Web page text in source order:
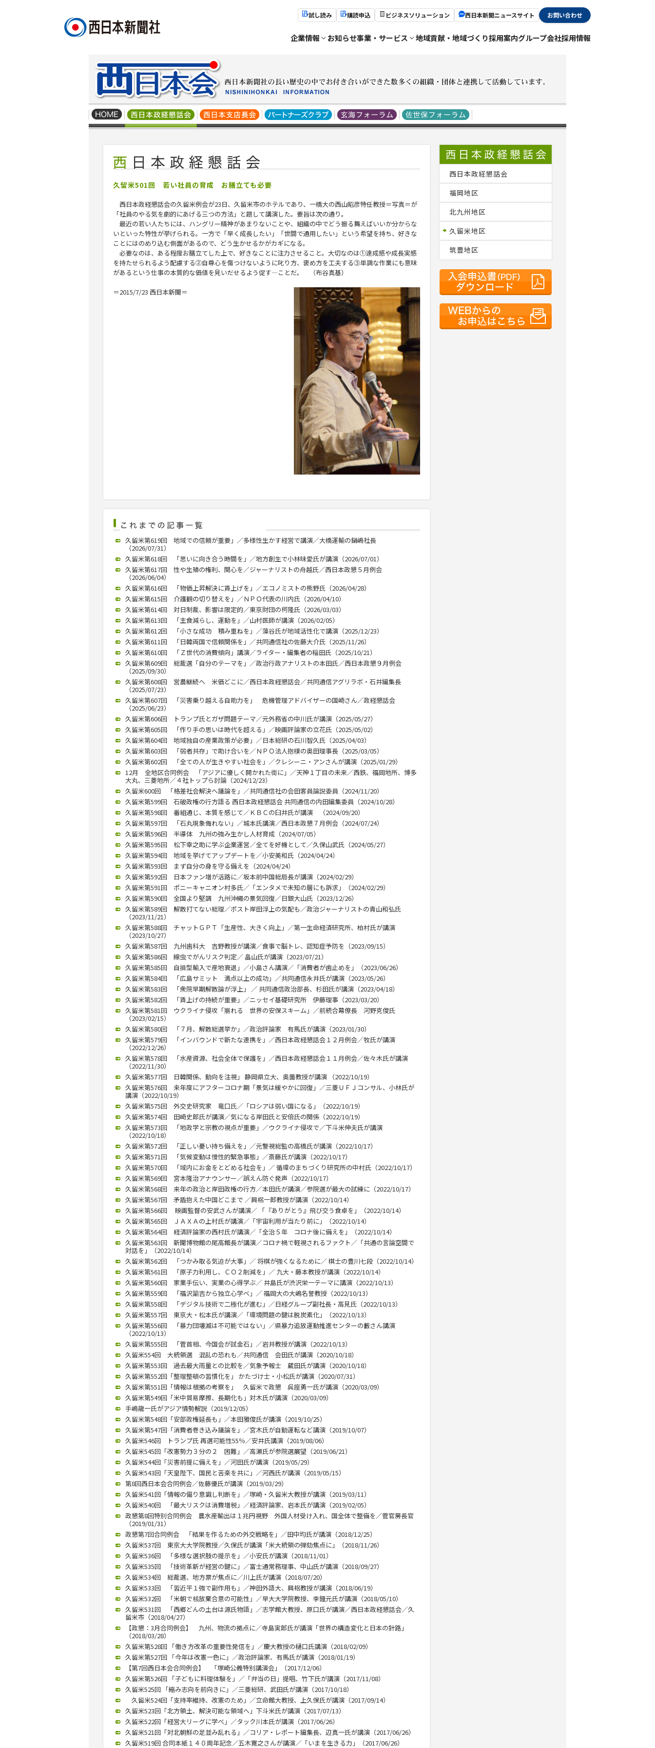
試し読み 購読申込 ビジネスソリューション 西日本新聞ニュースサイト お問い合わせ
企業情報 お知らせ事業・サービス 地域貢献・地域づくり採用案内グループ会社採用情報
久留米501回 若い社員の育成 お膳立ても必要
西日本政経懇話会の久留米例会が23日、久留米市のホテルであり、一橋大の西山昭彦特任教授＝写真＝が
「社員のやる気を劇的にあげる三つの方法」と題して講演した。要旨は次の通り。
最近の若い人たちには、ハングリー精神があまりないことや、組織の中でどう振る舞えばいいか分からな
いといった特性が挙げられる。一方で「早く成長したい」「世間で通用したい」という希望を持ち、好きな
ことにはのめり込む側面があるので、どう生かせるかがカギになる。
必要なのは、ある程度お膳立てした上で、好きなことに注力させること。大切なのは①達成感や成長実感
を持たせられるよう配慮する②自尊心を傷つけないように叱り方、褒め方を工夫する③単調な作業にも意味
があるという仕事の本質的な価値を見いだせるよう促す―ことだ。 （布谷真基）
＝2015/7/23 西日本新聞＝
久留米第619回 地域での信頼が重要」／多様性生かす経営で講演／大橋運輸の鍋嶋社長
（2026/07/31）
久留米第618回 「思いに向き合う時間を」／地方創生で小林味愛氏が講演（2026/07/01）
久留米第617回 性や生殖の権利、関心を／ジャーナリストの舟越氏／西日本政懇５月例会
（2026/06/04）
久留米第616回 「物価上昇解決に賃上げを」／エコノミストの熊野氏（2026/04/28）
久留米第615回 介護観の切り替えを」／ＮＰＯ代表の川内氏（2026/04/10）
久留米第614回 対日制裁、影響は限定的／東京財団の柯隆氏（2026/03/03）
久留米第613回 「主食減らし、運動を」／山村医師が講演（2026/02/05）
久留米第612回 「小さな成功 積み重ねを」／藻谷氏が地域活性化で講演（2025/12/23）
久留米第611回 「日韓両国で信頼関係を」／共同通信社の佐藤大介氏（2025/11/26）
久留米第610回 「Ｚ世代の消費傾向」講演／ライター・編集者の稲田氏（2025/10/21）
久留米第609回 総裁選「自分のテーマを」／政治行政アナリストの本田氏／西日本政懇９月例会
（2025/09/30）
久留米第608回 営農継続へ 米価どこに／西日本政経懇話会／共同通信アグリラボ・石井編集長
（2025/07/23）
久留米第607回 「災害乗り越える自助力を」 危機管理アドバイザーの国崎さん／政経懇話会
（2025/06/23）
久留米第606回 トランプ氏とガザ問題テーマ／元外務省の中川氏が講演（2025/05/27）
久留米第605回 「作り手の思いは時代を超える」／映画評論家の立花氏（2025/05/02）
久留米第604回 地域独自の産業政策が必要」／日本総研の石川智久氏（2025/04/03）
久留米第603回 「弱者共存」で助け合いを／ＮＰＯ法人抱樸の奥田理事長（2025/03/05）
久留米第602回 「全ての人が生きやすい社会を」／クレシーニ・アンさんが講演（2025/01/29）
12月 全地区合同例会 「アジアに優しく開かれた街に」／天神１丁目の未来／西鉄、福岡地所、博多
大丸、三菱地所／４社トップら討論（2024/12/23）
久留米600回 「格差社会解決へ議論を」／共同通信社の会田客員論説委員（2024/11/20）
久留米第599回 石破政権の行方語る 西日本政経懇話会 共同通信の内田編集委員（2024/10/28）
久留米第598回 番組通じ、本質を感じて／ＫＢＣの臼井氏が講演 （2024/09/20）
久留米第597回 「石丸現象侮れない」／城本氏講演／西日本政懇７月例会（2024/07/24）
久留米第596回 半導体 九州の強み生かし人材育成（2024/07/05）
久留米第595回 松下幸之助に学ぶ企業運営／全てを好機として／久保山武氏（2024/05/27）
久留米第594回 地域を挙げてアップデートを／小安美和氏（2024/04/24）
久留米第593回 まず自分の身を守る備えを（2024/04/24）
久留米第592回 日本ファン増が活路に／坂本前中国総局長が講演（2024/02/29）
久留米第591回 ポニーキャニオン村多氏／「エンタメで未知の層にも訴求」（2024/02/29）
久留米第590回 全国より堅調 九州沖縄の景気回復／日銀大山氏（2023/12/26）
久留米第589回 解散打てない総理／ポスト岸田浮上の気配も／政治ジャーナリストの青山和弘氏
（2023/11/21）
久留米第588回 チャットＧＰＴ「生産性、大きく向上」／第一生命経済研究所、柏村氏が講演
（2023/10/27）
久留米第587回 九州歯科大 吉野教授が講演／食事で脳トレ、認知症予防を（2023/09/15）
久留米第586回 線虫でがんリスク判定／ 畠山氏が講演（2023/07/21）
久留米第585回 自損型輸入で産地衰退」／小島さん講演／「消費者が歯止めを」（2023/06/26）
久留米第584回 「広島サミット 満点以上の成功」／共同通信永井氏が講演（2023/05/26）
久留米第583回 「衆院早期解散論が浮上」 ／ 共同通信政治部長、杉田氏が講演（2023/04/18）
久留米第582回 「賃上げの持続が重要」／ニッセイ基礎研究所 伊藤理事（2023/03/20）
久留米第581回 ウクライナ侵攻「崩れる 世界の安保スキーム」／前統合幕僚長 河野克俊氏
（2023/02/15）
久留米第580回 「７月、解散総選挙か」／政治評論家 有馬氏が講演（2023/01/30）
久留米第579回 「インバウンドで新たな連携を」／西日本政経懇話会１２月例会／牧氏が講演
（2022/12/26）
久留米第578回 「水産資源、社会全体で保護を」／西日本政経懇話会１１月例会／佐々木氏が講演
（2022/11/30）
久留米第577回 日韓関係、動向を注視」 静岡県立大、奥薗教授が講演 （2022/10/19）
久留米第576回 来年度にアフターコロナ期「景気は緩やかに回復」／三菱ＵＦＪコンサル、小林氏が
講演（2022/10/19）
久留米第575回 外交史研究家 竜口氏／「ロシアは弱い国になる」（2022/10/19）
久留米第574回 田崎史郎氏が講演／気になる岸田氏と安倍氏の関係（2022/10/19）
久留米第573回 「地政学と宗教の視点が重要」／ウクライナ侵攻で／下斗米伸夫氏が講演
（2022/10/18）
久留米第572回 「正しい憂い持ち備えを」／元警視総監の高橋氏が講演（2022/10/17）
久留米第571回 「気候変動は慢性的緊急事態」／斎藤氏が講演（2022/10/17）
久留米第570回 「域内にお金をとどめる社会を」／ 循環のまちづくり研究所の中村氏（2022/10/17）
久留米第569回 宮本隆治アナウンサー／誤えん防ぐ発声（2022/10/17）
久留米第568回 来年の政治と岸田政権の行方／本田氏が講演／参院選が最大の試練に（2022/10/17）
久留米第567回 矛盾抱えた中国どこまで ／興梠一郎教授が講演（2022/10/14）
久留米第566回 映画監督の安武さんが講演／ 「『ありがとう』飛び交う食卓を」（2022/10/14）
久留米第565回 ＪＡＸＡの上村氏が講演／「宇宙利用が当たり前に」（2022/10/14）
久留米第564回 経済評論家の西村氏が講演／「全治５年 コロナ後に備えを」（2022/10/14）
久留米第563回 新聞博物館の尾高館長が講演／コロナ禍で軽視されるファクト／「共通の言論空間で
対話を」（2022/10/14）
久留米第562回 「つかみ取る気迫が大事」／ 将棋が強くなるために／ 棋士の豊川七段（2022/10/14）
久留米第561回 「原子力利用し、ＣＯ２削減を」／ 九大・藤本教授が講演（2022/10/14）
久留米第560回 家業手伝い、実業の心得学ぶ／ 井島氏が渋沢栄一テーマに講演（2022/10/13）
久留米第559回 「福沢諭吉から独立心学べ」／ 福岡大の大嶋名誉教授（2022/10/13）
久留米第558回 「デジタル技術で二極化が進む」／日経グループ副社長・高見氏（2022/10/13）
久留米第557回 東京大・松本氏が講演／「環境問題の鍵は脱炭素化」（2022/10/13）
久留米第556回 「暴力団壊滅は不可能ではない」／県暴力追放運動推進センターの藪さん講演
（2022/10/13）
久留米第555回 「菅首相、今国会が試金石」／岩井教授が講演（2022/10/13）
久留米554回 大統領選 混乱の恐れも／共同通信 会田氏が講演（2020/10/18）
久留米第553回 過去最大雨量との比較を／気象予報士 蔵田氏が講演（2020/10/18）
久留米第552回「整理整頓の習慣化を」 かたづけ士・小松氏が講演（2020/07/31）
久留米第551回「情報は根拠の考察を」 久留米で政懇 呉座勇一氏が講演（2020/03/09）
久留米第549回「米中貿易摩擦、長期化も」対木氏が講演（2020/03/09）
手嶋龍一氏がアジア情勢解説（2019/12/05）
久留米第548回「安部政権延長も」／本田雅俊氏が講演（2019/10/25）
久留米第547回「消費者巻き込み議論を」／宮木氏が自動運転など講演（2019/10/07）
久留米546回 トランプ氏 再選可能性55％／安井氏講演（2019/08/06）
久留米545回「改憲勢力３分の２ 困難」／高瀬氏が参院選展望（2019/06/21）
久留米544回「災害前提に備えを」／河田氏が講演（2019/05/29）
久留米543回「天皇陛下、国民と苦楽を共に」／河西氏が講演（2019/05/15）
第8回西日本会合同例会／佐藤優氏が講演（2019/03/29）
久留米541回「情報の偏り意識し判断を」／塚崎・久留米大教授が講演（2019/03/11）
久留米540回 「最大リスクは消費増税」／経済評論家、岩本氏が講演（2019/02/05）
政懇第8回特別合同例会 農水産輸出は１兆円視野 外国人材受け入れ、国全体で整備を／菅官房長官
（2019/01/31）
政懇第7回合同例会 「結果を作るための外交戦略を」／田中均氏が講演（2018/12/25）
久留米537回 東京大大学院教授／久保氏が講演「米大統領の弾劾焦点に」（2018/11/26）
久留米536回 「多様な選択肢の提示を」／小安氏が講演（2018/11/01）
久留米535回 「技術革新が経営の鍵に」／富士通常務理事、中山氏が講演（2018/09/27）
久留米534回 総裁選、地方票が焦点に／川上氏が講演（2018/07/20）
久留米533回 「習近平１強で副作用も」／神田外語大、興梠教授が講演（2018/06/19）
久留米532回 「米朝で核放棄合意の可能性」／早大大学院教授、李鍾元氏が講演（2018/05/10）
久留米531回 「西郷どんの土台は源氏物語」／志学館大教授、原口氏が講演／西日本政経懇話会／久
留米市（2018/04/27）
【政懇：3月合同例会】 九州、物流の拠点に／寺島実郎氏が講演「世界の構造変化と日本の針路」
（2018/03/28）
久留米第528回 「働き方改革の重要性発信を」／慶大教授の樋口氏講演（2018/02/09）
久留米第527回 「今年は改憲一色に」／政治評論家、有馬氏が講演（2018/01/19）
【第7回西日本会合同例会】 「塚崎公義特別講演会」（2017/12/06）
久留米第526回 「子どもに料理体験を」／「弁当の日」提唱、竹下氏が講演（2017/11/08）
久留米525回 「縮み志向を前向きに」／三菱総研、武田氏が講演（2017/10/18）
久留米524回「支持率維持、改憲のため」／立命館大教授、上久保氏が講演（2017/09/14）
久留米523回「北方領土、解決可能な領域へ」下斗米氏が講演（2017/07/13）
久留米522回「経営大リーグに学べ」／タック川本氏が講演（2017/06/26）
久留米521回「対北朝鮮の足並み乱れる」／コリア・レポート編集長、辺真一氏が講演（2017/06/26）
久留米519回 合同本紙１４０周年記念／五木寛之さんが講演／「いまを生きる力」（2017/06/26）
西日本政経懇話会
福岡地区
北九州地区
久留米地区
筑豊地区